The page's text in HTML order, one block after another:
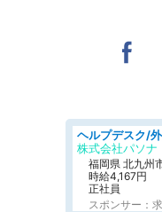
株式会社パソナ
福岡県 北九州
時給4,167円
正社員
スポンサー：